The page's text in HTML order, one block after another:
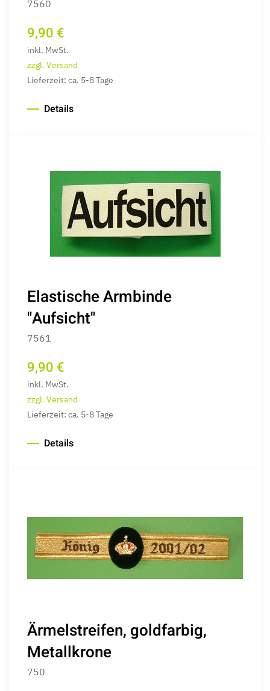
7560
9,90 €
inkl. MwSt.
zzgl. Versand
Lieferzeit: ca. 5-8 Tage
Details
Elastische Armbinde
"Aufsicht"
7561
9,90 €
inkl. MwSt.
zzgl. Versand
Lieferzeit: ca. 5-8 Tage
Details
Ärmelstreifen, goldfarbig,
Metallkrone
750